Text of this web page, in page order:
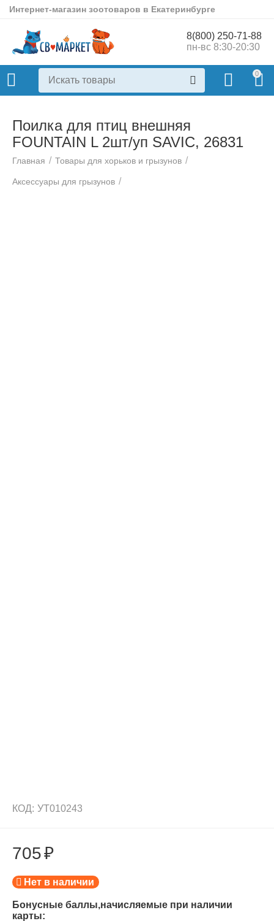
Интернет-магазин зоотоваров в Екатеринбурге
8(800) 250-71-88
пн-вс 8:30-20:30
0
Поилка для птиц внешняя
FOUNTAIN L 2шт/уп SAVIC, 26831
Главная / Товары для хорьков и грызунов /
Аксессуары для грызунов /
КОД: УТ010243
705₽
Нет в наличии
Бонусные баллы,начисляемые при наличии
карты: